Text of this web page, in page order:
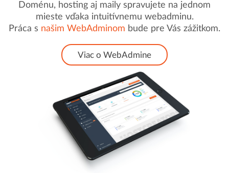
Doménu, hosting aj maily spravujete na jednom
mieste vďaka intuitívnemu webadminu.
Práca s našim WebAdminom bude pre Vás zážitkom.
Viac o WebAdmine